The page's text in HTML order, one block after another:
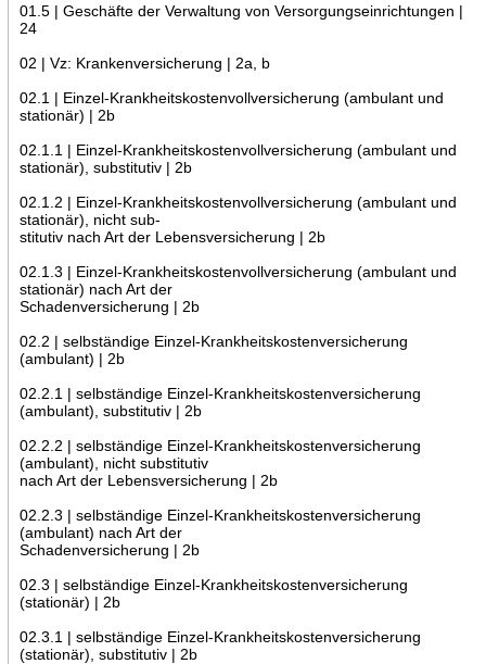
01.5 | Geschäfte der Verwaltung von Versorgungseinrichtungen |
24
02 | Vz: Krankenversicherung | 2a, b
02.1 | Einzel-Krankheitskostenvollversicherung (ambulant und
stationär) | 2b
02.1.1 | Einzel-Krankheitskostenvollversicherung (ambulant und
stationär), substitutiv | 2b
02.1.2 | Einzel-Krankheitskostenvollversicherung (ambulant und
stationär), nicht sub-
stitutiv nach Art der Lebensversicherung | 2b
02.1.3 | Einzel-Krankheitskostenvollversicherung (ambulant und
stationär) nach Art der
Schadenversicherung | 2b
02.2 | selbständige Einzel-Krankheitskostenversicherung
(ambulant) | 2b
02.2.1 | selbständige Einzel-Krankheitskostenversicherung
(ambulant), substitutiv | 2b
02.2.2 | selbständige Einzel-Krankheitskostenversicherung
(ambulant), nicht substitutiv
nach Art der Lebensversicherung | 2b
02.2.3 | selbständige Einzel-Krankheitskostenversicherung
(ambulant) nach Art der
Schadenversicherung | 2b
02.3 | selbständige Einzel-Krankheitskostenversicherung
(stationär) | 2b
02.3.1 | selbständige Einzel-Krankheitskostenversicherung
(stationär), substitutiv | 2b